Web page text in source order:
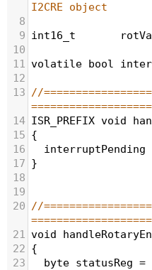
I2CRE object
8
9 int16_t
10
11 volatile bool
12
13 //
14 ISR_PREFIX void
15 {
16
interruptPending
17 }
18
19
20 //
21 void
22 {
23
byte statusReg =